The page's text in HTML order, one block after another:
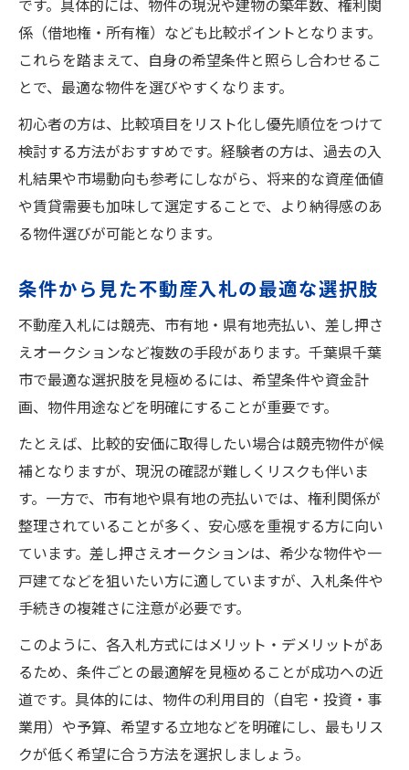
係（借地権・所有権）なども比較ポイントとなります。
これらを踏まえて、自身の希望条件と照らし合わせるこ
とで、最適な物件を選びやすくなります。
初心者の方は、比較項目をリスト化し優先順位をつけて
検討する方法がおすすめです。経験者の方は、過去の入
札結果や市場動向も参考にしながら、将来的な資産価値
や賃貸需要も加味して選定することで、より納得感のあ
る物件選びが可能となります。
条件から見た不動産入札の最適な選択肢
不動産入札には競売、市有地・県有地売払い、差し押さ
えオークションなど複数の手段があります。千葉県千葉
市で最適な選択肢を見極めるには、希望条件や資金計
画、物件用途などを明確にすることが重要です。
たとえば、比較的安価に取得したい場合は競売物件が候
補となりますが、現況の確認が難しくリスクも伴いま
す。一方で、市有地や県有地の売払いでは、権利関係が
整理されていることが多く、安心感を重視する方に向い
ています。差し押さえオークションは、希少な物件や一
戸建てなどを狙いたい方に適していますが、入札条件や
手続きの複雑さに注意が必要です。
このように、各入札方式にはメリット・デメリットがあ
るため、条件ごとの最適解を見極めることが成功への近
道です。具体的には、物件の利用目的（自宅・投資・事
業用）や予算、希望する立地などを明確にし、最もリス
クが低く希望に合う方法を選択しましょう。